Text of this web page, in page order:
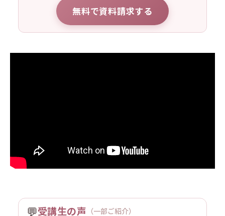
無料で資料請求する
💬受講生の声 （一部ご紹介）